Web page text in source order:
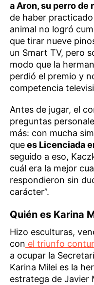
a Aron, su perro de
de haber
animal no logró
que tirar nueve
un Smart TV, pero
modo que la
perdió el premio y
competencia
Antes de jugar, el
preguntas
más: con mucha
quees Licenciada
seguido a eso,
cuál era la mejor
respondieron sin
carácter”.
Quién es Karina
Hizo esculturas,
con el triunfo
a ocupar la
Karina Milei es la
estratega de Javier